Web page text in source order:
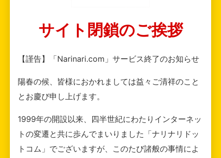
サイト閉鎖のご挨拶
【謹告】「Narinari.com」サービス終了のお知らせ
陽春の候、皆様におかれましては益々ご清祥のこと
とお慶び申し上げます。
1999年の開設以来、四半世紀にわたりインターネッ
トの変遷と共に歩んでまいりました「ナリナリドッ
トコム」でございますが、このたび諸般の事情によ